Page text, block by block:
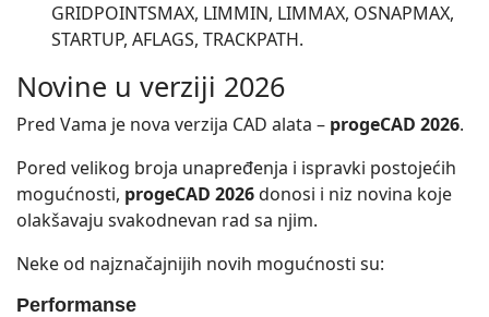
GRIDPOINTSMAX, LIMMIN, LIMMAX, OSNAPMAX,
STARTUP, AFLAGS, TRACKPATH.
Novine u verziji 2026
Pred Vama je nova verzija CAD alata – progeCAD 2026.
Pored velikog broja unapređenja i ispravki postojećih
mogućnosti, progeCAD 2026donosi i niz novina koje
olakšavaju svakodnevan rad sa njim.
Neke od najznačajnijih novih mogućnosti su:
Performanse